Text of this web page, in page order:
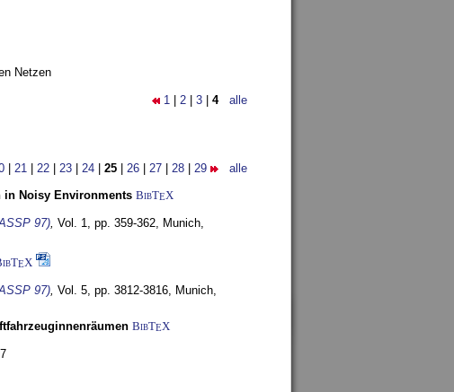
Netzen
1 2 3 4 alle
21 22 23 24 25 26 27 28 29 alle
in Noisy Environments BibTEX
97), Vol. 1, pp. 359-362, Munich,
EX
97), Vol. 5, pp. 3812-3816, Munich,
BibTEX